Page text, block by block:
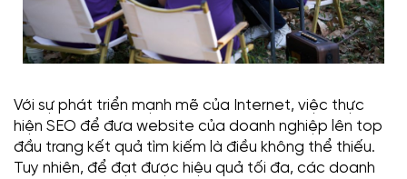
Với sự phát triển mạnh mẽ của Internet, việc thực
hiện SEO để đưa website của doanh nghiệp lên top
đầu trang kết quả tìm kiếm là điều không thể thiếu.
Tuy nhiên, để đạt được hiệu quả tối đa, các doanh